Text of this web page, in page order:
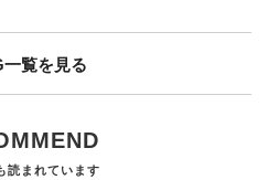
覧を見る
読まれています